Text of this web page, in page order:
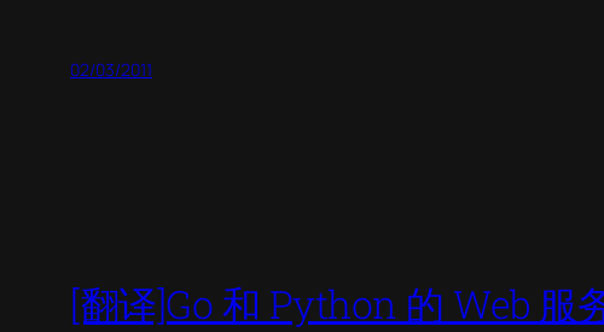
02/03/2011
[翻译]Go 和 Python 的 Web 服